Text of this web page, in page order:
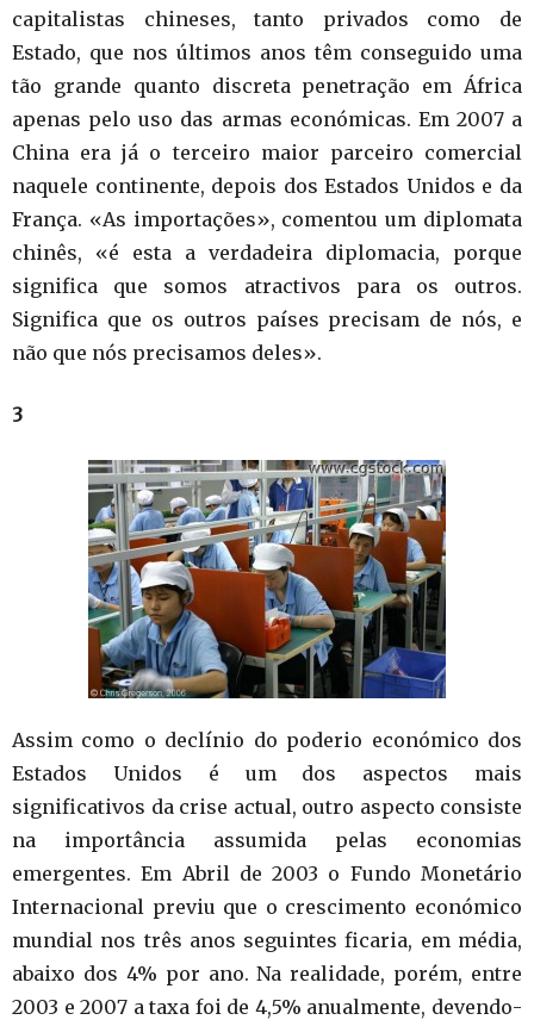
capitalistas chineses, tanto privados como de
Estado, que nos últimos anos têm conseguido uma
tão grande quanto discreta penetração em África
apenas pelo uso das armas económicas. Em 2007 a
China era já o terceiro maior parceiro comercial
naquele continente, depois dos Estados Unidos e da
França. «As importações», comentou um diplomata
chinês, «é esta a verdadeira diplomacia, porque
significa que somos atractivos para os outros.
Significa que os outros países precisam de nós, e
não que nós precisamos deles».
3
Assim como o declínio do poderio económico dos
Estados Unidos é um dos aspectos mais
significativos da crise actual, outro aspecto consiste
na importância assumida pelas economias
emergentes. Em Abril de 2003 o Fundo Monetário
Internacional previu que o crescimento económico
mundial nos três anos seguintes ficaria, em média,
abaixo dos 4% por ano. Na realidade, porém, entre
2003 e 2007 a taxa foi de 4,5% anualmente, devendo-